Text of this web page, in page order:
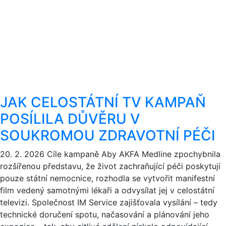
JAK CELOSTÁTNÍ TV KAMPAŇ
POSÍLILA DŮVĚRU V
SOUKROMOU ZDRAVOTNÍ PÉČI
20. 2. 2026 Cíle kampaně Aby AKFA Medline zpochybnila
rozšířenou představu, že život zachraňující péči poskytují
pouze státní nemocnice, rozhodla se vytvořit manifestní
film vedený samotnými lékaři a odvysílat jej v celostátní
televizi. Společnost IM Service zajišťovala vysílání – tedy
technické doručení spotu, načasování a plánování jeho